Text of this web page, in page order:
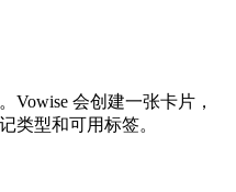
Vowise 会创建一张卡片，
类型和可用标签。